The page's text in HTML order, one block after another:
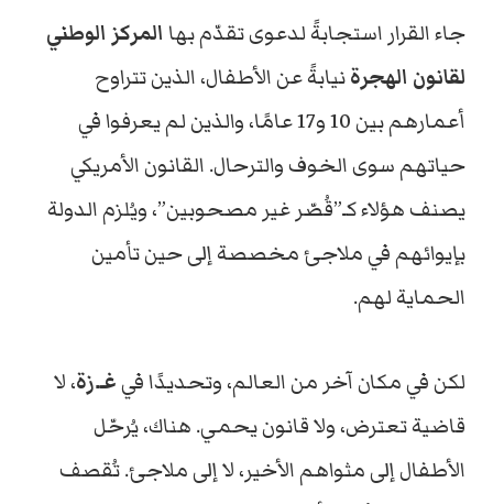
جاء القرار استجابةً لدعوى تقدّم بها المركز الوطني
لقانون الهجرةنيابةً عن الأطفال، الذين تتراوح
أعمارهم بين 10 و17 عامًا، والذين لم يعرفوا في
حياتهم سوى الخوف والترحال. القانون الأمريكي
يصنف هؤلاء كـ”قُصّر غير مصحوبين”، ويُلزم الدولة
بإيوائهم في ملاجئ مخصصة إلى حين تأمين
الحماية لهم.
لكن في مكان آخر من العالم، وتحديدًا فيغـ.زة، لا
قاضية تعترض، ولا قانون يحمي. هناك، يُرحّل
الأطفال إلى مثواهم الأخير، لا إلى ملاجئ. تُقصف